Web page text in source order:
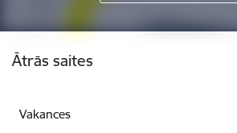
Ātrās saites
Vakances